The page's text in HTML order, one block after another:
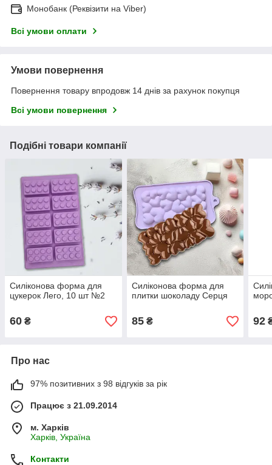
Монобанк (Реквізити на Viber)
Всі умови оплати
Умови повернення
Повернення товару впродовж 14 днів за рахунок покупця
Всі умови повернення
Подібні товари компанії
Силіконова форма для
цукерок Лего, 10 шт №2
60 ₴
Силіконова форма для
плитки шоколаду Серця
85₴ 92
Про нас
97% позитивних з 98 відгуків за рік
Працює з 21.09.2014
м. Харків
Харків, Україна
Контакти